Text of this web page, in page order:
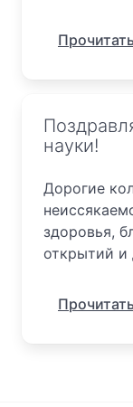
науки!
Дорогие
здоровья,
открытий и